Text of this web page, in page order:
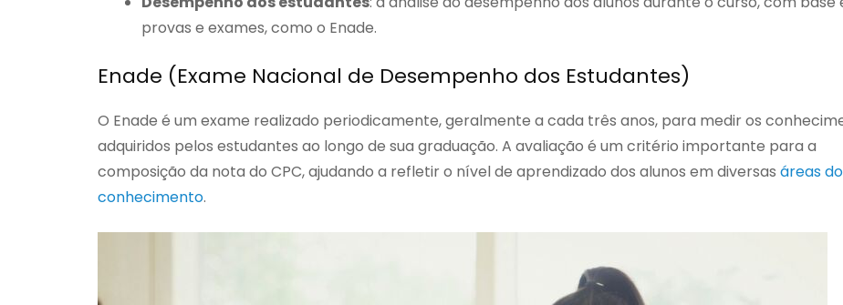
provas e exames, como o Enade.
Enade (Exame Nacional de Desempenho dos Estudantes)
O Enade é um exame realizado periodicamente, geralmente a cada três anos, para medir os
adquiridos pelos estudantes ao longo de sua graduação. A avaliação é um critério importante para a
composição da nota do CPC, ajudando a refletir o nível de aprendizado dos alunos em diversas áreas do
conhecimento.